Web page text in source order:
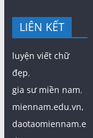
LIÊN KẾT
luyện viết chữ
đẹp,
gia sư miền nam,
miennam.edu.vn,
daotaomiennam.e